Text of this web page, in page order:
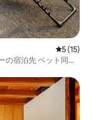
レビュー
5 (15)
の宿泊先 ペット同伴